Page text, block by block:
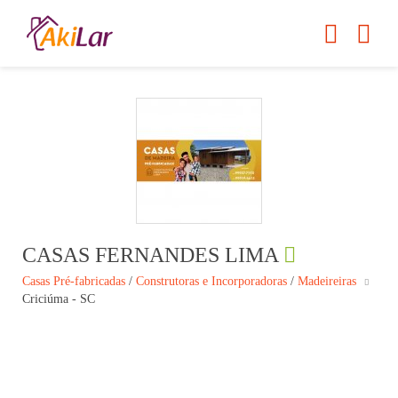
CASAS FERNANDES LIMA
Casas Pré-fabricadas / Construtoras e Incorporadoras / Madeireiras
Criciúma - SC